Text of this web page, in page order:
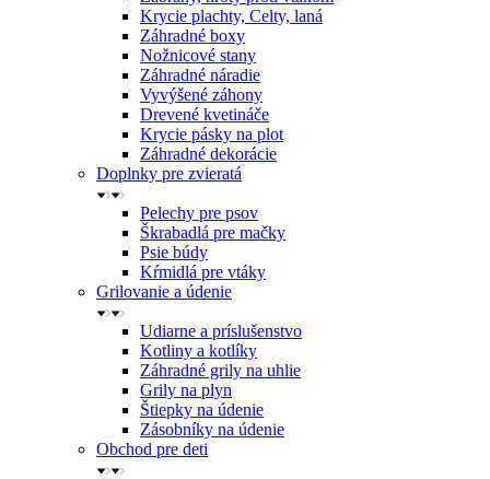
Krycie plachty, Celty, laná
Záhradné boxy
Nožnicové stany
Záhradné náradie
Vyvýšené záhony
Drevené kvetináče
Krycie pásky na plot
Záhradné dekorácie
Doplnky pre zvieratá
Pelechy pre psov
Škrabadlá pre mačky
Psie búdy
Kŕmidlá pre vtáky
Grilovanie a údenie
Udiarne a príslušenstvo
Kotliny a kotlíky
Záhradné grily na uhlie
Grily na plyn
Štiepky na údenie
Zásobníky na údenie
Obchod pre deti